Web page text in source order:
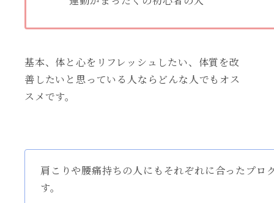
基本、体と心をリフレッシュしたい、体質を改
善したいと思っている人ならどんな人でもオス
スメです。
肩こりや腰痛持ちの人にもそれぞれに合ったプロ
す。